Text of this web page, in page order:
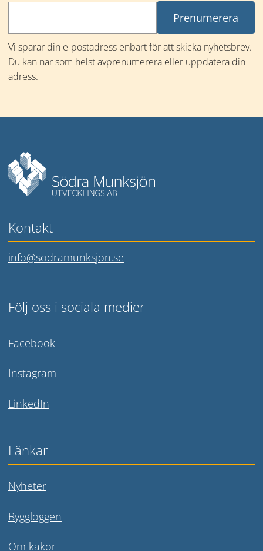
Vi sparar din e-postadress enbart för att skicka nyhetsbrev.
Du kan när som helst avprenumerera eller uppdatera din
adress.
Kontakt
info@sodramunksjon.se
Följ oss i sociala medier
FacebookLänk till annan webbplats.
InstagramLänk till annan webbplats.
LinkedInLänk till annan webbplats.
Länkar
Nyheter
Byggloggen
Om kakor